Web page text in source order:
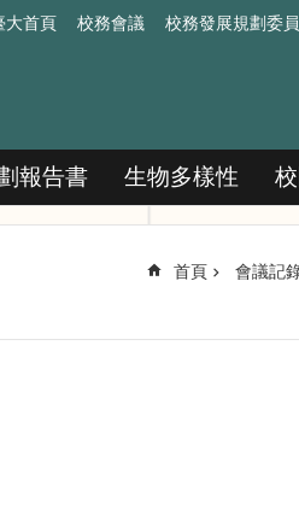
大首頁 校務會議 校務發展規劃委
報告書 生物多樣性
首頁 會議記